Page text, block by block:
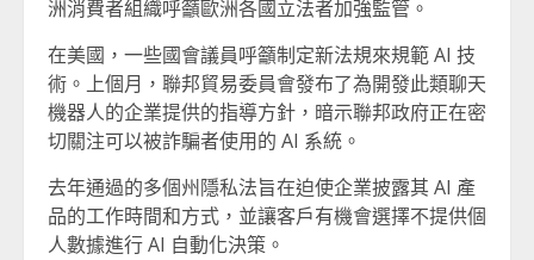
洲消費者組織呼籲歐洲各國立法者加強監管。
在美國，一些國會議員呼籲制定新法規來規範 AI 技
術。上個月，聯邦貿易委員會發布了為開發此類聊天
機器人的企業提供的指導方針，暗示聯邦政府正在密
切關注可以被詐騙者使用的 AI 系統。
去年通過的多個州隱私法旨在迫使企業披露其 AI 產
品的工作時間和方式，並讓客戶有機會選擇不提供個
人數據進行 AI 自動化決策。